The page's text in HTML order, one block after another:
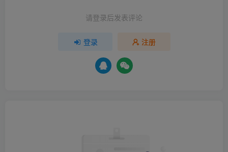
请登录后发表评论
登录 注册